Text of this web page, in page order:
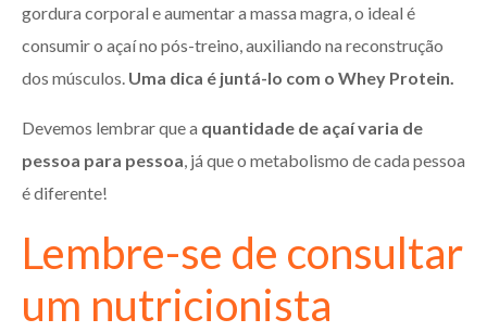
gordura corporal e aumentar a massa magra, o ideal é
consumir o açaí no pós-treino, auxiliando na reconstrução
dos músculos. Uma dica é juntá-lo com o Whey Protein.
Devemos lembrar que a quantidade de açaí varia de
pessoa para pessoa, já que o metabolismo de cada pessoa
é diferente!
Lembre-se de consultar
um nutricionista